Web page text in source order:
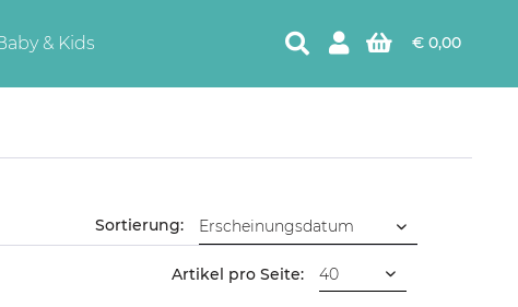
& Kids € 0,00
Sortierung:
Artikel pro Seite: